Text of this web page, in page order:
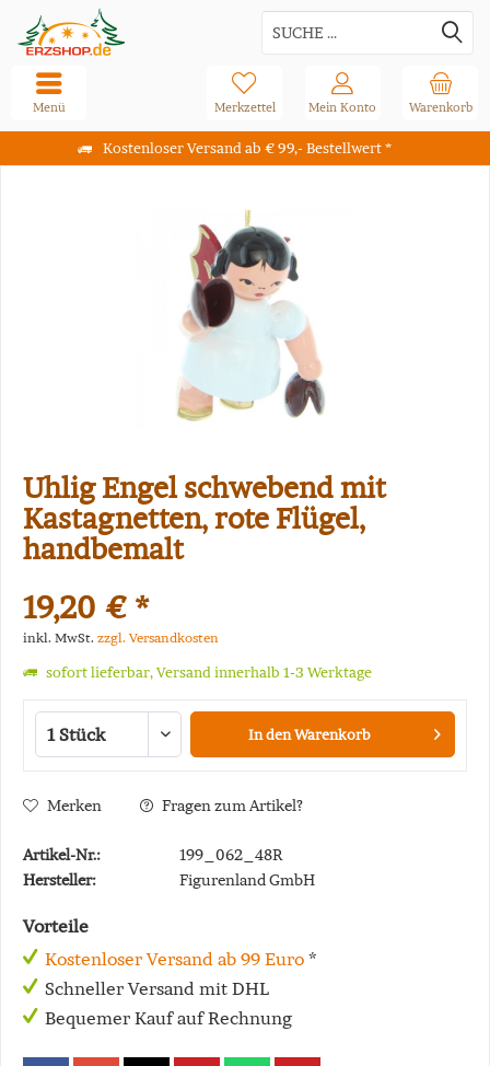
Kostenloser Versand ab € 99,- Bestellwert *
Warenkorb
Merkzettel Mein Konto
Menü
Uhlig Engel schwebend mit
Kastagnetten, rote Flügel,
handbemalt
19,20 € *
inkl. MwSt. zzgl. Versandkosten
sofort lieferbar, Versand innerhalb 1-3 Werktage
In denWarenkorb
Merken Fragen zum Artikel?
Artikel-Nr.:
199_062_48R
Hersteller:
Figurenland GmbH
Vorteile
Kostenloser Versand ab 99 Euro *
Schneller Versand mit DHL
Bequemer Kauf auf Rechnung